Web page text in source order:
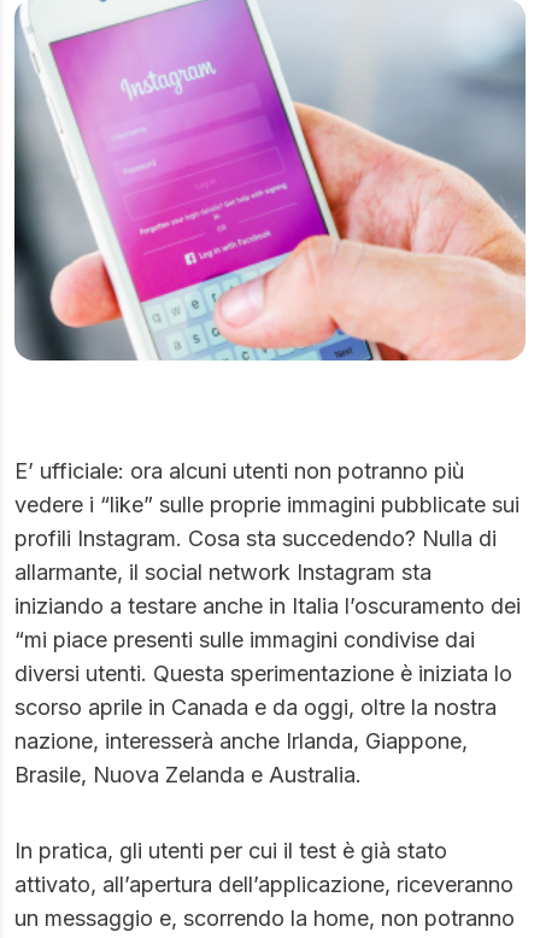
E’ ufficiale: ora alcuni utenti non potranno più
vedere i “like” sulle proprie immagini pubblicate sui
profili Instagram. Cosa sta succedendo? Nulla di
allarmante, il social network Instagram sta
iniziando a testare anche in Italia l’oscuramento dei
“mi piace presenti sulle immagini condivise dai
diversi utenti. Questa sperimentazione è iniziata lo
scorso aprile in Canada e da oggi, oltre la nostra
nazione, interesserà anche Irlanda, Giappone,
Brasile, Nuova Zelanda e Australia.
In pratica, gli utenti per cui il test è già stato
attivato, all’apertura dell’applicazione, riceveranno
un messaggio e, scorrendo la home, non potranno